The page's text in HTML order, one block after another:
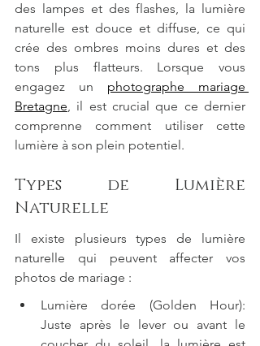
des lampes et des flashes, la lumière
naturelle est douce et diffuse, ce qui
crée des ombres moins dures et des
tons plus flatteurs. Lorsque vous
engagez un photographe mariage
Bretagne, il est crucial que ce dernier
comprenne comment utiliser cette
lumière à son plein potentiel.
Types de Lumière
Naturelle
Il existe plusieurs types de lumière
naturelle qui peuvent affecter vos
photos de mariage :
Lumière dorée (Golden Hour):
Juste après le lever ou avant le